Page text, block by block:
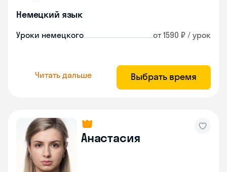
Немецкий язык
Уроки немецкого от 1590 ₽ / урок
Читать дальше Выбрать время
Анастасия